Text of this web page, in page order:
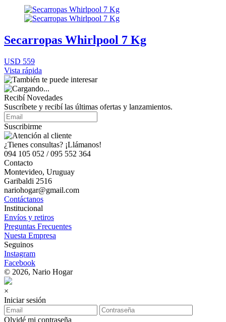
Secarropas Whirlpool 7 Kg
USD 559
Vista rápida
Recibí Novedades
Suscríbete y recibí las últimas ofertas y lanzamientos.
Suscribirme
¿Tienes consultas? ¡Llámanos!
094 105 052 / 095 552 364
Contacto
Montevideo, Uruguay
Garibaldi 2516
nariohogar@gmail.com
Contáctanos
Institucional
Envíos y retiros
Preguntas Frecuentes
Nuesta Empresa
Seguinos
Instagram
Facebook
© 2026, Nario Hogar
×
Iniciar sesión
Olvidé mi contraseña